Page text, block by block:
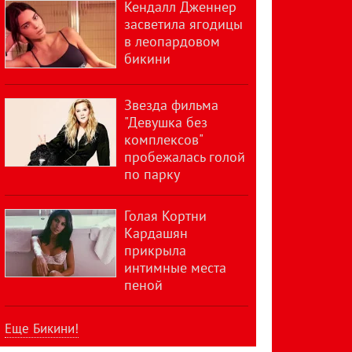
Кендалл Дженнер
засветила ягодицы
в леопардовом
бикини
Звезда фильма
"Девушка без
комплексов"
пробежалась голой
по парку
Голая Кортни
Кардашян
прикрыла
интимные места
пеной
Еще Бикини!